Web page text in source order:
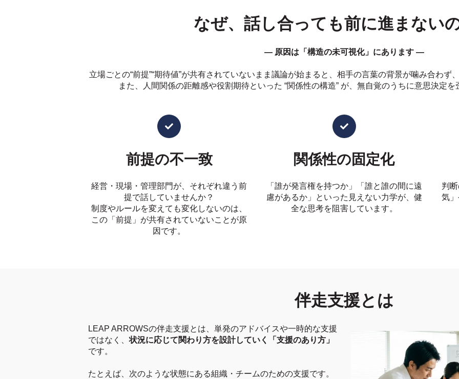
なぜ、話し合っても前に進まない
― 原因は「構造の未可視化」にあります ―
立場ごとの“前提”“期待値”が共有されていないまま議論が始まると、相手の言葉の背景が噛み合わ
また、人間関係の距離感や役割期待といった “関係性の構造” が、無自覚のうちに意思決定
前提の不一致
経営・現場・管理部門が、それぞれ違う前
提で話していませんか？
制度やルールを変えても変化しないのは、
この「前提」が共有されていないことが原
因です。
関係性の固定化
「誰が発言権を持つか」「誰と誰の間に遠
慮があるか」といった見えない力学が、健
全な思考を阻害しています。
判
気
伴走支援とは
LEAP ARROWSの伴走支援とは、単発のアドバイスや一時的な支援
ではなく、状況に応じて関わり方を設計していく「支援のあり方」
です。
たとえば、次のような状態にある組織・チームのための支援です。